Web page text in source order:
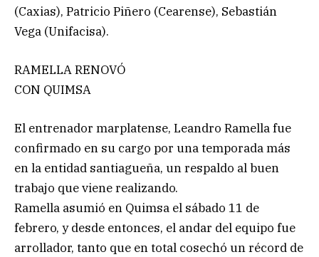
(Caxias), Patricio Piñero (Cearense), Sebastián
Vega (Unifacisa).
RAMELLA RENOVÓ
CON QUIMSA
El entrenador marplatense, Leandro Ramella fue
confirmado en su cargo por una temporada más
en la entidad santiagueña, un respaldo al buen
trabajo que viene realizando.
Ramella asumió en Quimsa el sábado 11 de
febrero, y desde entonces, el andar del equipo fue
arrollador, tanto que en total cosechó un récord de